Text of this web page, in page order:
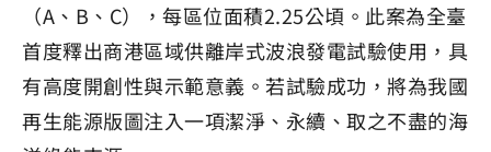
（A、B、C），每區位面積2.25公頃。此案為全臺
首度釋出商港區域供離岸式波浪發電試驗使用，具
有高度開創性與示範意義。若試驗成功，將為我國
再生能源版圖注入一項潔淨、永續、取之不盡的海